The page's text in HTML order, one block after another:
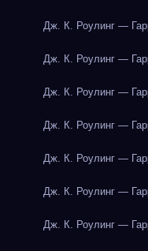
Дж. К. Роулинг —
Дж. К. Роулинг —
Дж. К. Роулинг —
Дж. К. Роулинг —
Дж. К. Роулинг —
Дж. К. Роулинг —
Дж. К. Роулинг —